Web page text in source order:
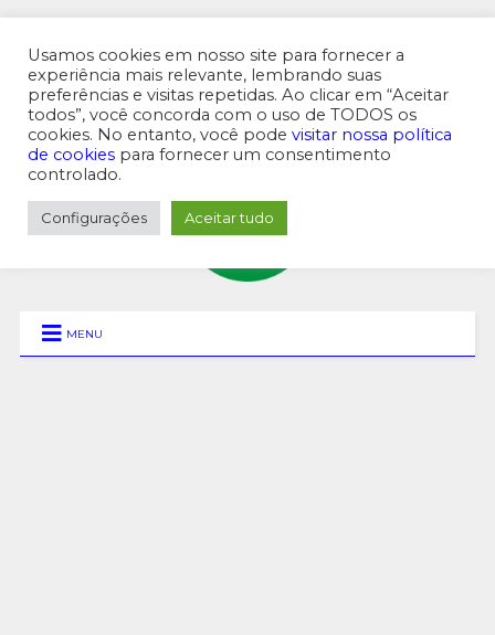
MENU SUPERIOR
MENU
Usamos cookies em nosso site para fornecer a
experiência mais relevante, lembrando suas
preferências e visitas repetidas. Ao clicar em “Aceitar
todos”, você concorda com o uso de TODOS os
cookies. No entanto, você pode visitar nossa política
de cookies para fornecer um consentimento
controlado.
Configurações Aceitar tudo